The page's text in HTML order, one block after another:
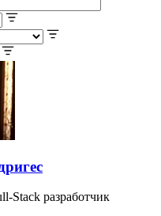
Stack разработчик